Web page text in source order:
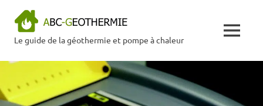
contentLe guide de la géothermie et pompe à chaleur MENU